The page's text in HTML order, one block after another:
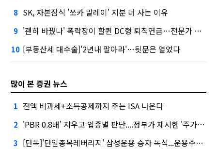
8 SK, 자본잠식 '쏘카 말레이' 지분 더 사는 이유
9 '괜히 바꿨나' 폭락장이 할퀸 DC형 퇴직연금…전문가 조언은
10 [부동산세 대수술]'2년내 팔아라'…뒷문은 열었다
많이 본 증권 뉴스
1 전액 비과세+소득공제까지 주는 ISA 나온다
2 'PBR 0.8배' 지우고 업종별 판단....정부가 제시한 '주가 누르기' 방지법
3 [단독]'단일종목레버리지' 삼성운용 승자 독식...운용수익 미래에셋의 6배